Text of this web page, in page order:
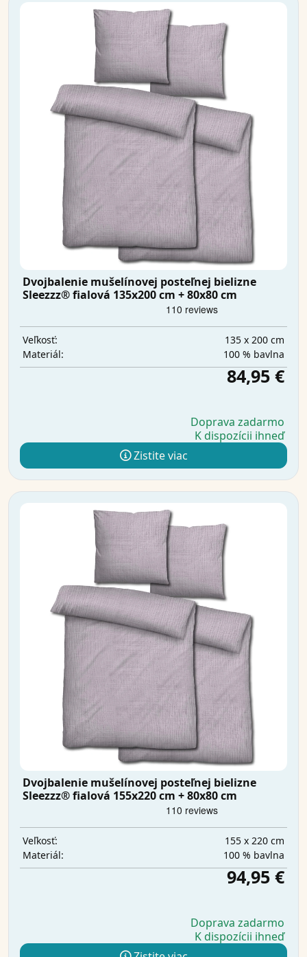
Dvojbalenie mušelínovej posteľnej bielizne
Sleezzz® fialová 135x200 cm + 80x80 cm
Veľkosť:
135 x 200 cm
Materiál:
100 % bavlna
84,95 €
Doprava zadarmo
K dispozícii ihneď
Zistite viac
Dvojbalenie mušelínovej posteľnej bielizne
Sleezzz® fialová 155x220 cm + 80x80 cm
Veľkosť:
155 x 220 cm
Materiál:
100 % bavlna
94,95 €
Doprava zadarmo
K dispozícii ihneď